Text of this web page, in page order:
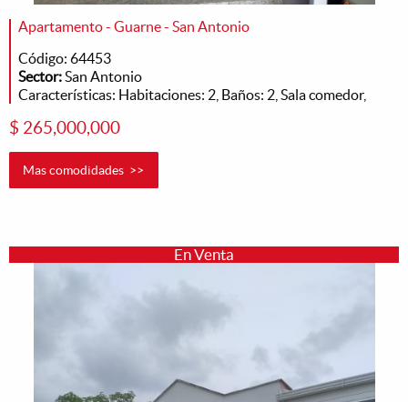
Apartamento - Guarne - San Antonio
Código: 64453
Sector:San Antonio
Características: Habitaciones: 2, Baños: 2, Sala comedor,
$ 265,000,000
Mas comodidades >>
En Venta